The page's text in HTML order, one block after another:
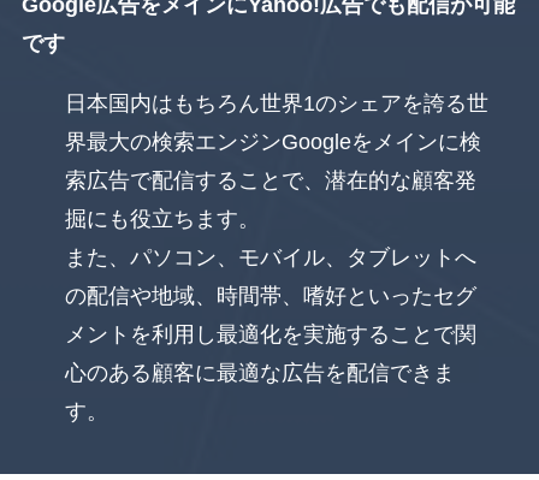
Google広告をメインにYahoo!広告でも配信が可能
です
日本国内はもちろん世界1のシェアを誇る世
界最大の検索エンジンGoogleをメインに検
索広告で配信することで、潜在的な顧客発
掘にも役立ちます。
また、パソコン、モバイル、タブレットへ
の配信や地域、時間帯、嗜好といったセグ
メントを利用し最適化を実施することで関
心のある顧客に最適な広告を配信できま
す。